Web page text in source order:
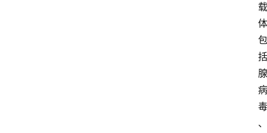
载
体
包
括
腺
病
毒
、